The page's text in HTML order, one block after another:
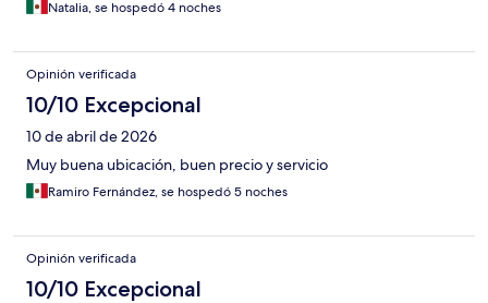
Natalia, se hospedó 4 noches
Opinión verificada
10/10 Excepcional
10 de abril de 2026
Muy buena ubicación, buen precio y servicio
Ramiro Fernández, se hospedó 5 noches
Opinión verificada
10/10 Excepcional